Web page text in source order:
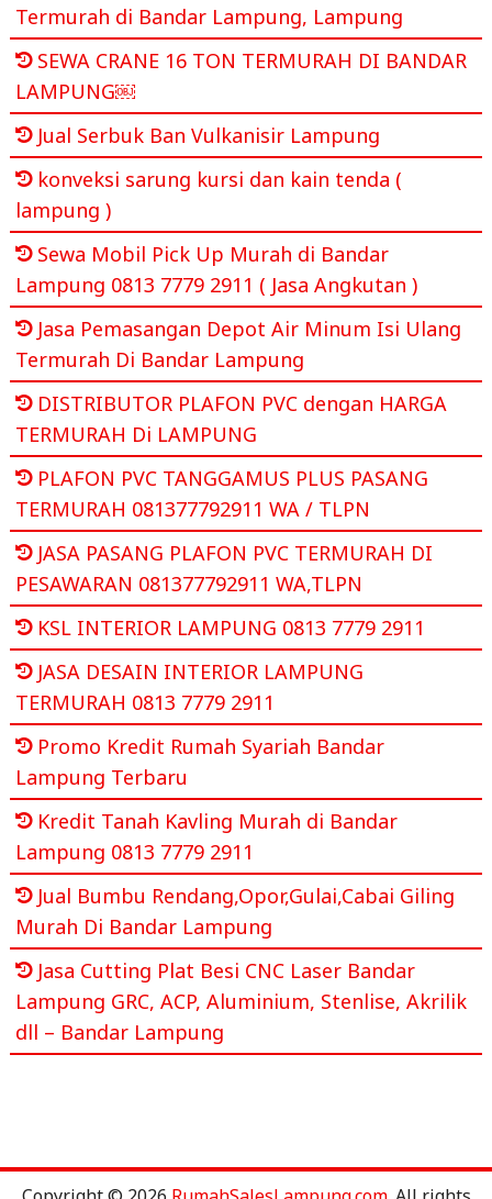
Termurah di Bandar Lampung, Lampung
SEWA CRANE 16 TON TERMURAH DI BANDAR
LAMPUNG￼
Jual Serbuk Ban Vulkanisir Lampung
konveksi sarung kursi dan kain tenda (
lampung )
Sewa Mobil Pick Up Murah di Bandar
Lampung 0813 7779 2911 ( Jasa Angkutan )
Jasa Pemasangan Depot Air Minum Isi Ulang
Termurah Di Bandar Lampung
DISTRIBUTOR PLAFON PVC dengan HARGA
TERMURAH Di LAMPUNG
PLAFON PVC TANGGAMUS PLUS PASANG
TERMURAH 081377792911 WA / TLPN
JASA PASANG PLAFON PVC TERMURAH DI
PESAWARAN 081377792911 WA,TLPN
KSL INTERIOR LAMPUNG 0813 7779 2911
JASA DESAIN INTERIOR LAMPUNG
TERMURAH 0813 7779 2911
Promo Kredit Rumah Syariah Bandar
Lampung Terbaru
Kredit Tanah Kavling Murah di Bandar
Lampung 0813 7779 2911
Jual Bumbu Rendang,Opor,Gulai,Cabai Giling
Murah Di Bandar Lampung
Jasa Cutting Plat Besi CNC Laser Bandar
Lampung GRC, ACP, Aluminium, Stenlise, Akrilik
dll – Bandar Lampung